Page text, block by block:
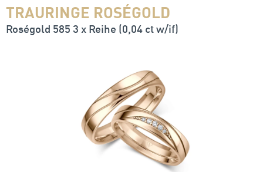
TRAURINGE ROSÉGOLD
Roségold 585 3 x Reihe (0,04 ct w/if)